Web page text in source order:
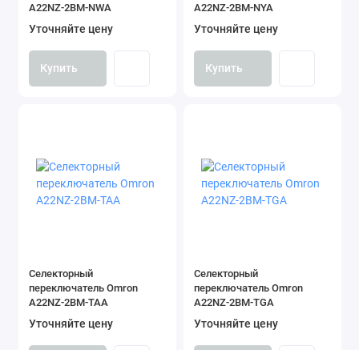
A22NZ-2BM-NWA
Уточняйте цену
Купить
A22NZ-2BM-NYA
Уточняйте цену
Купить
Селекторный
переключатель Omron
A22NZ-2BM-TAA
Уточняйте цену
Селекторный
переключатель Omron
A22NZ-2BM-TGA
Уточняйте цену